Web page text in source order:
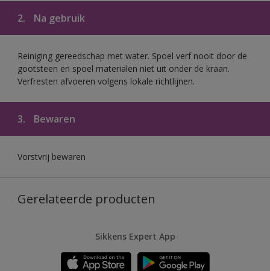
2. Na gebruik
Reiniging gereedschap met water. Spoel verf nooit door de
gootsteen en spoel materialen niet uit onder de kraan.
Verfresten afvoeren volgens lokale richtlijnen.
3. Bewaren
Vorstvrij bewaren
Gerelateerde producten
Sikkens Expert App